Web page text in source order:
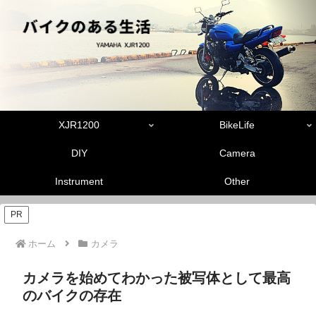
XJR1200 BikeLife
DIY Camera
Instrument Other
PR
ホーム カメラ
カメラを始めてわかった被写体として最高
のバイクの存在